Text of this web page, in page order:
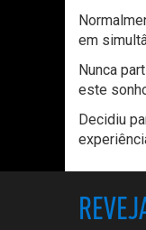
em
Nunca
este
Decidiu